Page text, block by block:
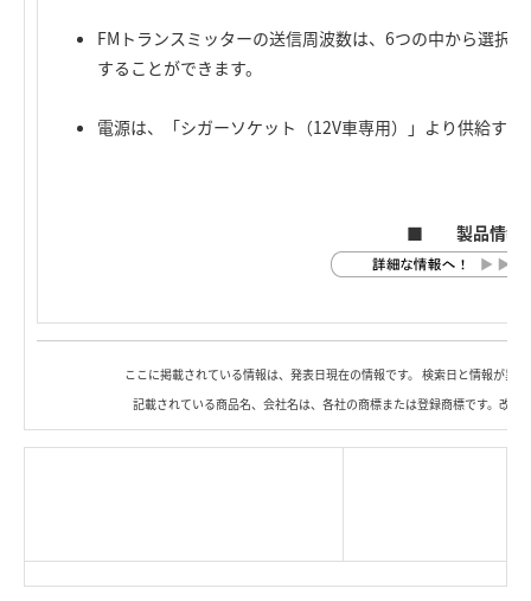
FMトランスミッターの送信周波数は、6つの中から選択
することができます。
電源は、「シガーソケット（12V車専用）」より供給する
■ 製品情
ここに掲載されている情報は、発表日現在の情報です。 検索日と情報が異
記載されている商品名、会社名は、各社の商標または登録商標です。改